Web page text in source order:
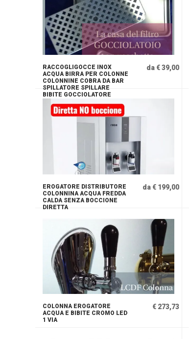
RACCOGLIGOCCE INOX
ACQUA BIRRA PER COLONNE
COLONNINE COBRA DA BAR
SPILLATORE SPILLARE
BIBITE GOCCIOLATORE
da € 39,00
EROGATORE DISTRIBUTORE
COLONNINA ACQUA FREDDA
CALDA SENZA BOCCIONE
DIRETTA
da € 199,00
COLONNA EROGATORE
ACQUA E BIBITE CROMO LED
1 VIA
€ 273,73